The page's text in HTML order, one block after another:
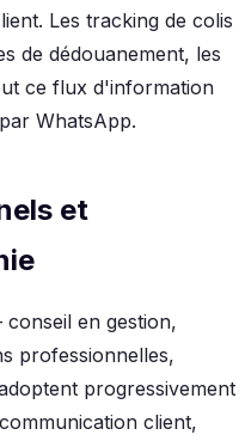
Les tracking de colis
de dédouanement, les
ce flux d'information
WhatsApp.
et
en gestion,
professionnelles,
progressivement
client,